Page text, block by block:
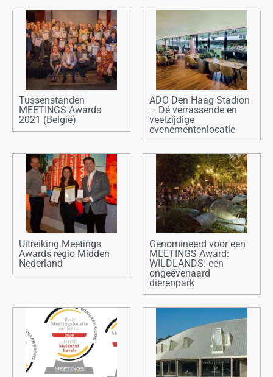
Tussenstanden
MEETINGS Awards
2021 (België)
ADO Den Haag Stadion
– Dé verrassende en
veelzijdige
evenementenlocatie
Uitreiking Meetings
Awards regio Midden
Nederland
Genomineerd voor een
MEETINGS Award:
WILDLANDS: een
ongeëvenaard
dierenpark